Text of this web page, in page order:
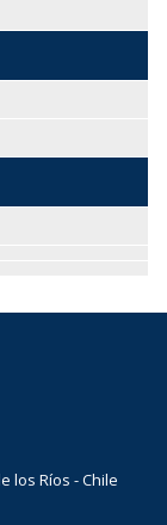
los Ríos - Chile